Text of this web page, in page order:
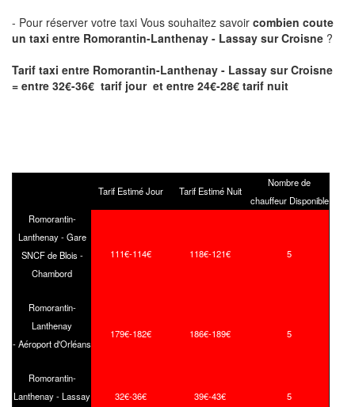
- Pour réserver votre taxi Vous souhaitez savoir combien coute
un taxi entre Romorantin-Lanthenay - Lassay sur Croisne ?
Tarif taxi entre Romorantin-Lanthenay - Lassay sur Croisne
= entre 32€-36€ tarif jour et entre 24€-28€ tarif nuit
Tarif Estimé Jour Tarif Estimé Nuit
Nombre de
chauffeur Disponible
Romorantin-
Lanthenay - Gare
SNCF de Blois -
Chambord
111€-114€ 118€-121€ 5
Romorantin-
Lanthenay
- Aéroport d'Orléans
179€-182€ 186€-189€ 5
Romorantin-
Lanthenay - Lassay
32€-36€ 39€-43€ 5